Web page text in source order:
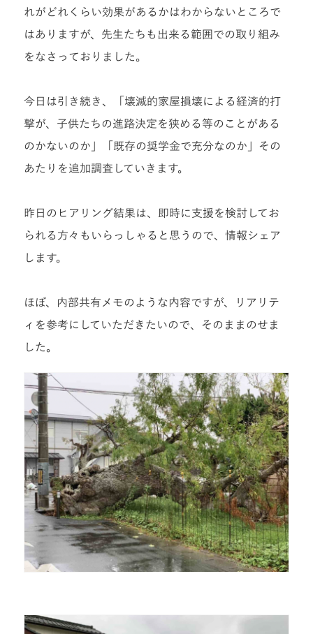
れがどれくらい効果があるかはわからないところで
はありますが、先生たちも出来る範囲での取り組み
をなさっておりました。
今日は引き続き、「壊滅的家屋損壊による経済的打
撃が、子供たちの進路決定を狭める等のことがある
のかないのか」「既存の奨学金で充分なのか」その
あたりを追加調査していきます。
昨日のヒアリング結果は、即時に支援を検討してお
られる方々もいらっしゃると思うので、情報シェア
します。
ほぼ、内部共有メモのような内容ですが、リアリテ
ィを参考にしていただきたいので、そのままのせま
した。